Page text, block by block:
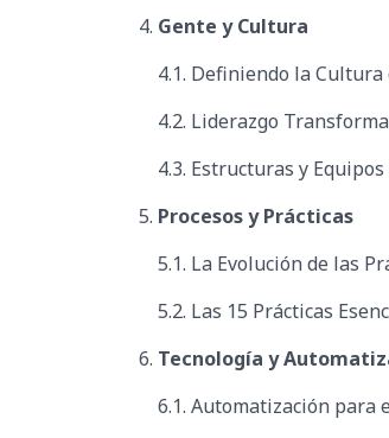
4. Gente y Cultura
4.1. Definiendo la Cultura
4.2. Liderazgo
4.3. Estructuras y Equipos
5. Procesos y Prácticas
5.1. La Evolución de las
5.2. Las 15 Prácticas
6. Tecnología y
6.1. Automatización para